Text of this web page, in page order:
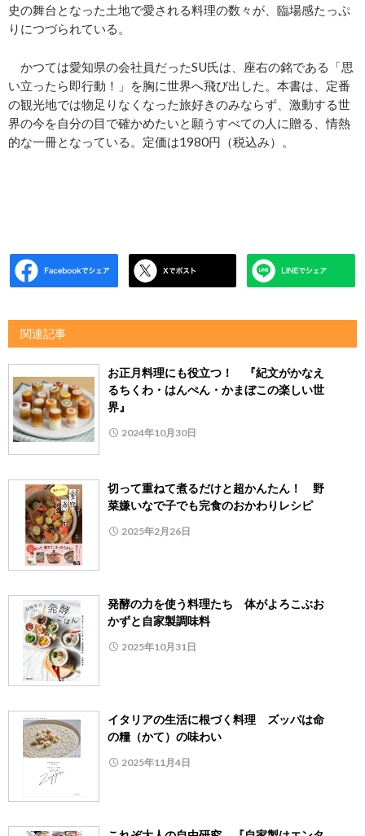
史の舞台となった土地で愛される料理の数々が、臨場感たっぷ
りにつづられている。
かつては愛知県の会社員だったSU氏は、座右の銘である「思
い立ったら即行動！」を胸に世界へ飛び出した。本書は、定番
の観光地では物足りなくなった旅好きのみならず、激動する世
界の今を自分の目で確かめたいと願うすべての人に贈る、情熱
的な一冊となっている。定価は1980円（税込み）。
関連記事
お正月料理にも役立つ！ 『紀文がかなえ
るちくわ・はんぺん・かまぼこの楽しい世
界』
2024年10月30日
切って重ねて煮るだけと超かんたん！ 野
菜嫌いなで子でも完食のおかわりレシピ
2025年2月26日
発酵の力を使う料理たち 体がよろこぶお
かずと自家製調味料
2025年10月31日
イタリアの生活に根づく料理 ズッパは命
の糧（かて）の味わい
2025年11月4日